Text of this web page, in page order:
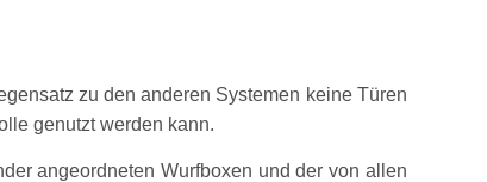
zu den anderen Systemen keine Türen
genutzt werden kann.
angeordneten Wurfboxen und der von allen